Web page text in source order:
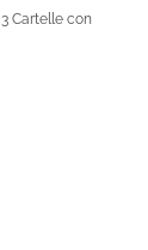
3 Cartelle con